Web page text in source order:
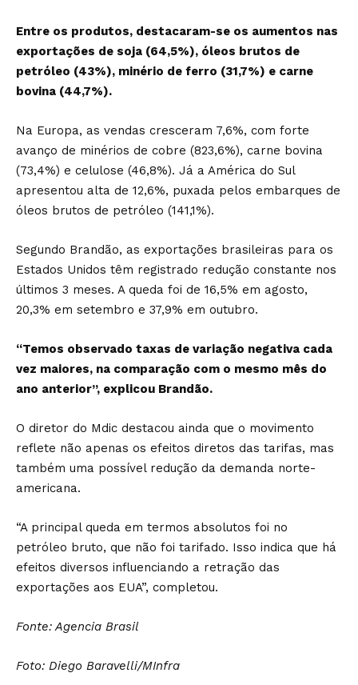
Entre os produtos, destacaram-se os aumentos nas
exportações de soja (64,5%), óleos brutos de
petróleo (43%), minério de ferro (31,7%) e carne
bovina (44,7%).
Na Europa, as vendas cresceram 7,6%, com forte
avanço de minérios de cobre (823,6%), carne bovina
(73,4%) e celulose (46,8%). Já a América do Sul
apresentou alta de 12,6%, puxada pelos embarques de
óleos brutos de petróleo (141,1%).
Segundo Brandão, as exportações brasileiras para os
Estados Unidos têm registrado redução constante nos
últimos 3 meses. A queda foi de 16,5% em agosto,
20,3% em setembro e 37,9% em outubro.
“Temos observado taxas de variação negativa cada
vez maiores, na comparação com o mesmo mês do
ano anterior”, explicou Brandão.
O diretor do Mdic destacou ainda que o movimento
reflete não apenas os efeitos diretos das tarifas, mas
também uma possível redução da demanda norte-
americana.
“A principal queda em termos absolutos foi no
petróleo bruto, que não foi tarifado. Isso indica que há
efeitos diversos influenciando a retração das
exportações aos EUA”, completou.
Fonte: Agencia Brasil
Foto: Diego Baravelli/MInfra